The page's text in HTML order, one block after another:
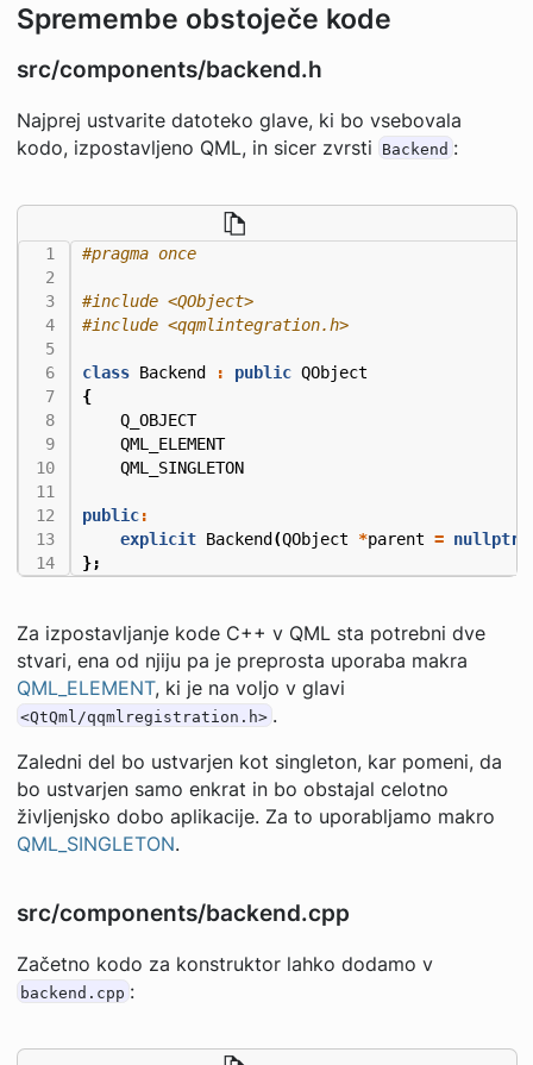
Spremembe obstoječe kode
src/components/backend.h
Najprej ustvarite datoteko glave, ki bo vsebovala
kodo, izpostavljeno QML, in sicer zvrsti
Backend :
#pragma once
#include <QObject>
#include <qqmlintegration.h>
class Backend : public QObject
{
Q_OBJECT
QML_ELEMENT
QML_SINGLETON
public:
explicit Backend (QObject *parent = nullptr
};
Za izpostavljanje kode C++ v QML sta potrebni dve
stvari, ena od njiju pa je preprosta uporaba makra
QML_ELEMENT, ki je na voljo v glavi
<QtQml/qqmlregistration.h> .
Zaledni del bo ustvarjen kot singleton, kar pomeni, da
bo ustvarjen samo enkrat in bo obstajal celotno
življenjsko dobo aplikacije. Za to uporabljamo makro
QML_SINGLETON.
src/components/backend.cpp
Začetno kodo za konstruktor lahko dodamo v
backend.cpp :